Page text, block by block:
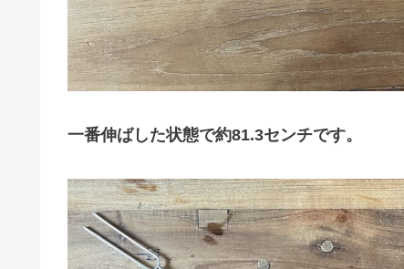
一番伸ばした状態で約81.3センチです。